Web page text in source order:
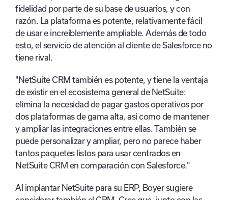
fidelidad por parte de su base de usuarios, y con
razón. La plataforma es potente, relativamente fácil
de usar e increíblemente ampliable. Además de todo
esto, el servicio de atención al cliente de Salesforce no
tiene rival.
"NetSuite CRM también es potente, y tiene la ventaja
de existir en el ecosistema general de NetSuite:
elimina la necesidad de pagar gastos operativos por
dos plataformas de gama alta, así como de mantener
y ampliar las integraciones entre ellas. También se
puede personalizar y ampliar, pero no parece haber
tantos paquetes listos para usar centrados en
NetSuite CRM en comparación con Salesforce."
Al implantar NetSuite para su ERP, Boyer sugiere